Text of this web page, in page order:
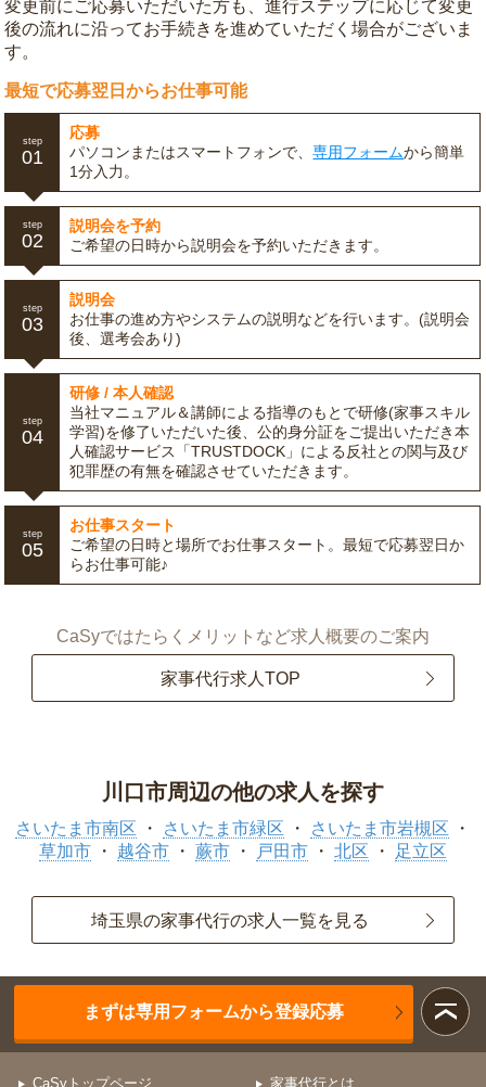
変更前にご応募いただいた方も、進行ステップに応じて変更
後の流れに沿ってお手続きを進めていただく場合がございま
す。
最短で応募翌日からお仕事可能
step
01
応募
パソコンまたはスマートフォンで、専用フォームから簡単
1分入力。
step
02
説明会を予約
ご希望の日時から説明会を予約いただきます。
step
03
説明会
お仕事の進め方やシステムの説明などを行います。(説明会
後、選考会あり)
step
04
研修 / 本人確認
当社マニュアル＆講師による指導のもとで研修(家事スキル
学習)を修了いただいた後、公的身分証をご提出いただき本
人確認サービス「TRUSTDOCK」による反社との関与及び
犯罪歴の有無を確認させていただきます。
step
05
お仕事スタート
ご希望の日時と場所でお仕事スタート。最短で応募翌日か
らお仕事可能♪
CaSyではたらくメリットなど求人概要のご案内
家事代行求人TOP
川口市周辺の他の求人を探す
さいたま市南区 さいたま市緑区
さいたま市岩槻区
草加市
越谷市 蕨市 戸田市 北区 足立区
埼玉県の家事代行の求人一覧を見る
まずは専用フォームから登録応募
CaSyトップページ 家事代行とは